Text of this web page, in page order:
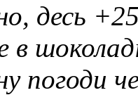
десь
в
погоди